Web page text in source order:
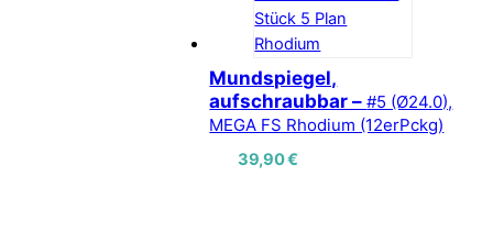
Mundspiegel,
aufschraubbar –#5 (Ø24.0),
MEGA FS Rhodium (12erPckg)
39,90€